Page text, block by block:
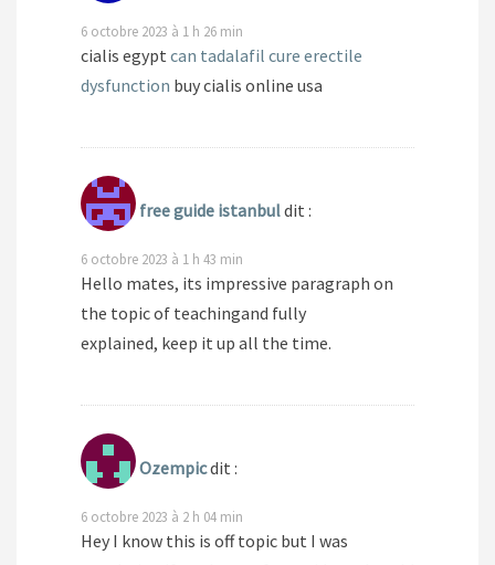
6 octobre 2023 à 1 h 26 min
cialis egypt can tadalafil cure erectile
dysfunction buy cialis online usa
free guide istanbuldit :
6 octobre 2023 à 1 h 43 min
Hello mates, its impressive paragraph on
the topic of teachingand fully
explained, keep it up all the time.
Ozempicdit :
6 octobre 2023 à 2 h 04 min
Hey I know this is off topic but I was